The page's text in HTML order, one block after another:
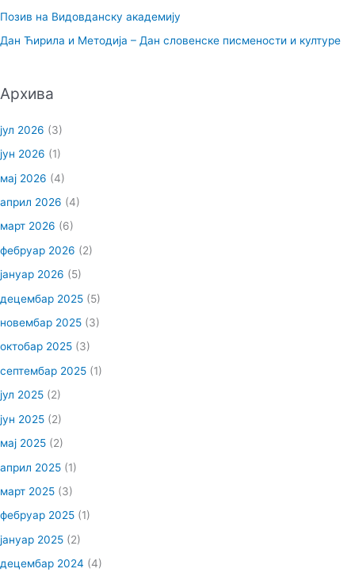
а
:
Позив на Видовданску академију
Дан Ћирила и Методија – Дан словенске писмености и културе
Архива
јул 2026 (3)
јун 2026 (1)
мај 2026 (4)
април 2026 (4)
март 2026 (6)
фебруар 2026 (2)
јануар 2026 (5)
децембар 2025 (5)
новембар 2025 (3)
октобар 2025 (3)
септембар 2025 (1)
јул 2025 (2)
јун 2025 (2)
мај 2025 (2)
април 2025 (1)
март 2025 (3)
фебруар 2025 (1)
јануар 2025 (2)
децембар 2024 (4)